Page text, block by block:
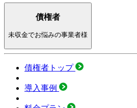
債権者
未収金でお悩みの事業者様
債権者トップ
導入事例